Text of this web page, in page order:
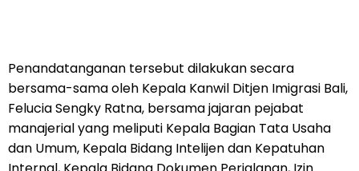
Penandatanganan tersebut dilakukan secara
bersama-sama oleh Kepala Kanwil Ditjen Imigrasi Bali,
Felucia Sengky Ratna, bersama jajaran pejabat
manajerial yang meliputi Kepala Bagian Tata Usaha
dan Umum, Kepala Bidang Intelijen dan Kepatuhan